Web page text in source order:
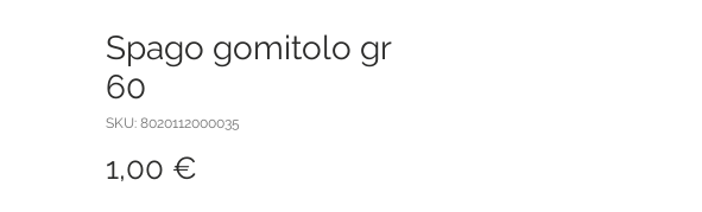
Spago gomitolo gr
60
SKU: 8020112000035
1,00 €